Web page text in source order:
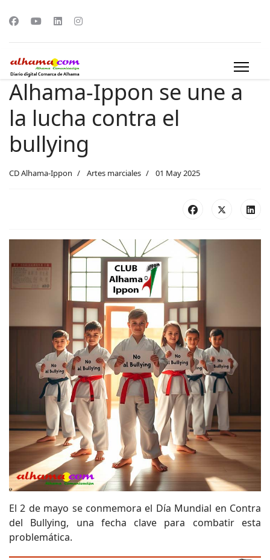
Alhama-Ippon se une a
la lucha contra el
bullying
CD Alhama-Ippon Artes marciales 01 May 2025
El 2 de mayo se conmemora el Día Mundial en Contra
del Bullying, una fecha clave para combatir esta
problemática.